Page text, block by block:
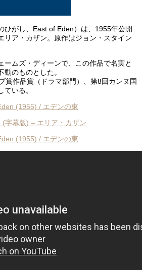
ひがし、East of Eden）は、1955年公開
リア・カザン。原作はジョン・スタイン
ームズ・ディーンで、この作品で名実と
動のものとした。
賞作品賞（ドラマ部門）、第8回カンヌ国
いる。
(1955) / エデンの東
字幕版) – エリア・カザン
(1955) / エデンの東